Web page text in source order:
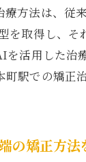
能性
来
方法は、従
取得し、
活用した
駅での矯
の矯正方法